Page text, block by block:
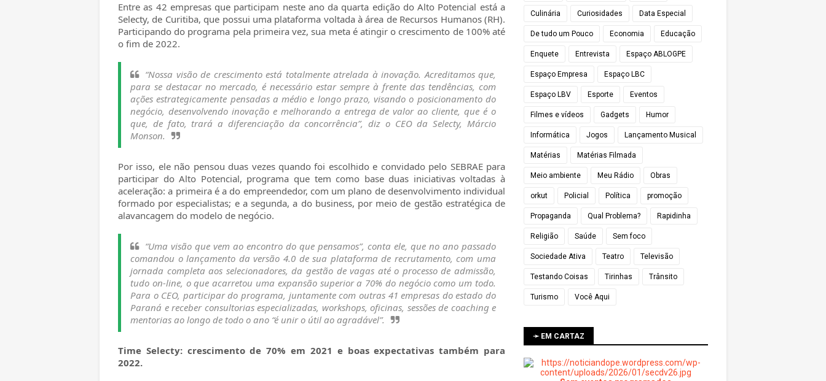
Entre as 42 empresas que participam neste ano da quarta edição do Alto Potencial está a
Selecty, de Curitiba, que possui uma plataforma voltada à área de Recursos Humanos (RH).
Participando do programa pela primeira vez, sua meta é atingir o crescimento de 100% até
o fim de 2022.
“Nossa visão de crescimento está totalmente atrelada à inovação. Acreditamos que,
para se destacar no mercado, é necessário estar sempre à frente das tendências, com
ações estrategicamente pensadas a médio e longo prazo, visando o posicionamento do
negócio, desenvolvendo inovação e melhorando a entrega de valor ao cliente, que é o
que, de fato, trará a diferenciação da concorrência”, diz o CEO da Selecty, Márcio
Monson.
Por isso, ele não pensou duas vezes quando foi escolhido e convidado pelo SEBRAE para
participar do Alto Potencial, programa que tem como base duas iniciativas voltadas à
aceleração: a primeira é a do empreendedor, com um plano de desenvolvimento individual
formado por especialistas; e a segunda, a do business, por meio de gestão estratégica de
alavancagem do modelo de negócio.
“Uma visão que vem ao encontro do que pensamos”, conta ele, que no ano passado
comandou o lançamento da versão 4.0 de sua plataforma de recrutamento, com uma
jornada completa aos selecionadores, da gestão de vagas até o processo de admissão,
tudo on-line, o que acarretou uma expansão superior a 70% do negócio como um todo.
Para o CEO, participar do programa, juntamente com outras 41 empresas do estado do
Paraná e receber consultorias especializadas, workshops, oficinas, sessões de coaching e
mentorias ao longo de todo o ano “é unir o útil ao agradável”.
Time Selecty: crescimento de 70% em 2021 e boas expectativas também para
2022.
Culinária Curiosidades Data Especial
De tudo um Pouco Economia Educação
Enquete Entrevista Espaço ABLOGPE
Espaço Empresa Espaço LBC
Espaço LBV Esporte Eventos
Filmes e vídeos Gadgets Humor
Informática Jogos Lançamento Musical
Matérias Matérias Filmada
Meio ambiente Meu Rádio Obras
orkut Policial Política promoção
Propaganda Qual Problema? Rapidinha
Religião Saúde Sem foco
Sociedade Ativa Teatro Televisão
Testando Coisas Tirinhas Trânsito
Turismo Você Aqui
➛ EM CARTAZ